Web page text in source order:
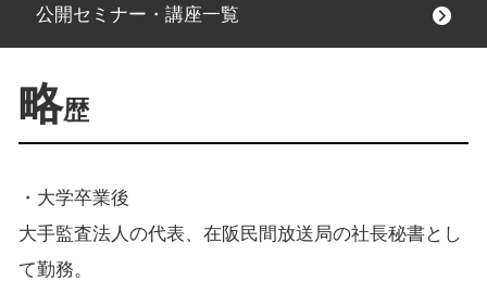
公開セミナー・講座一覧
略歴
・大学卒業後
大手監査法人の代表、在阪民間放送局の社長秘書とし
て勤務。